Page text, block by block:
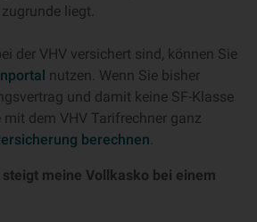
liegt.
der VHV versichert sind, können Sie
nutzen. Wenn Sie bisher
und damit keine SF-Klasse
mit dem VHV Tarifrechner ganz
berechnen.
meine Vollkasko bei einem